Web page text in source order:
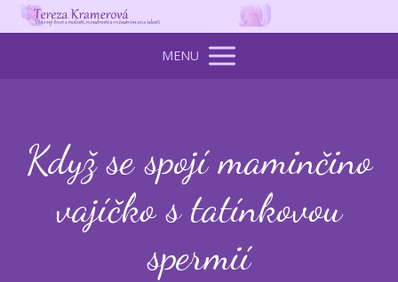
MENU
Když se spojí maminčino
vajíčko s tatínkovou
spermií